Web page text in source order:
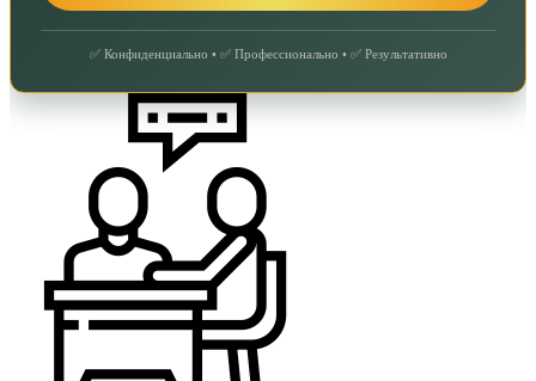
✅ Конфиденциально • ✅ Профессионально • ✅ Результативно